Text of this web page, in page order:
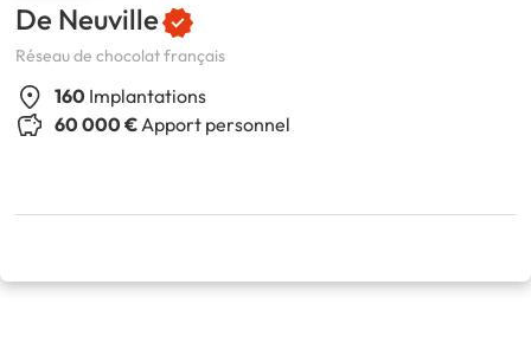
De Neuville
Réseau de chocolat français
160 Implantations
60 000 €Apport personnel